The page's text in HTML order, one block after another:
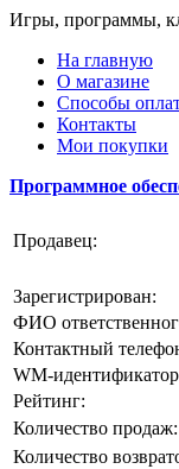
Игры, программы,
На главную
О магазине
Способы
Контакты
Мои покупки
Программное
Продавец:
Зарегистрирован:
ФИО
Контактный
WM-
Рейтинг:
Количество продаж:
Количество